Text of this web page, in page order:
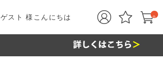
ゲスト 様こんにちは 0